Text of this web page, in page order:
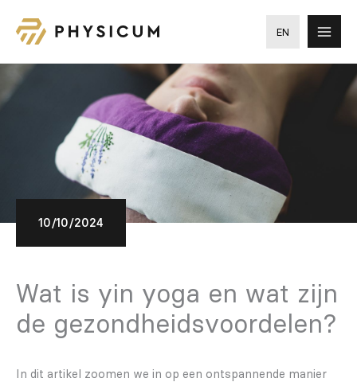
naar
inhoud
EN
10/10/2024
Wat is yin yoga en wat zijn
de gezondheidsvoordelen?
In dit artikel zoomen we in op een ontspannende manier